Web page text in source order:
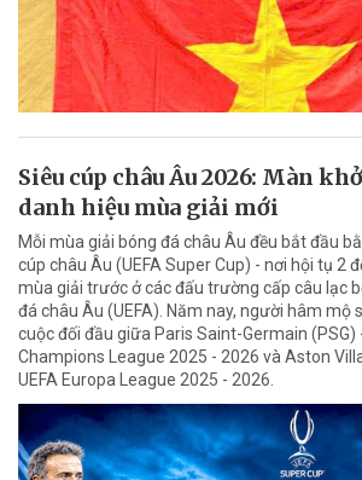
Siêu cúp châu Âu 2026: Màn
danh hiệu mùa giải mới
Mỗi mùa giải bóng đá châu Âu đều bắt đầu
cúp châu Âu (UEFA Super Cup) - nơi hội tụ 2
mùa giải trước ở các đấu trường cấp câu lạc
đá châu Âu (UEFA). Năm nay, người hâm mộ
cuộc đối đầu giữa Paris Saint-Germain (PSG)
Champions League 2025 - 2026 và Aston
UEFA Europa League 2025 - 2026.